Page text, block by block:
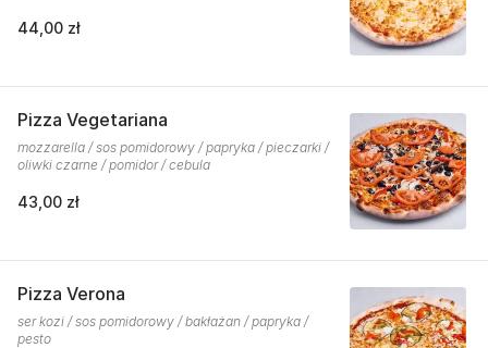
44,00 zł
Pizza Vegetariana
mozzarella / sos pomidorowy / papryka / pieczarki /
oliwki czarne / pomidor / cebula
43,00 zł
Pizza Verona
ser kozi / sos pomidorowy / bakłażan / papryka /
pesto